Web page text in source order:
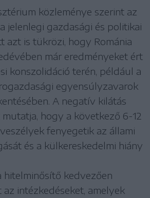
közleménye szerint az
jelenlegi gazdasági és politikai
azt is tükrözi, hogy Románia
már eredményeket ért
konszolidáció terén, például a
egyensúlyzavarok
A negatív kilátás
hogy a következő 6-12
fenyegetik az állami
és a külkereskedelmi hiány
hitelminősítő kedvezően
intézkedéseket, amelyek